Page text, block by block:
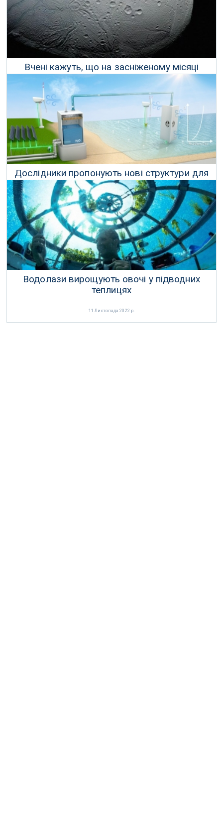
Вчені кажуть, що на засніженому місяці
Сатурна відбувається щось дивне
28 Січня 2023 р.
Дослідники пропонують нові структури для
збору безмежного джерела прісної води
02 Січня 2023 р.
Водолази вирощують овочі у підводних
теплицях
11 Листопада 2022 р.